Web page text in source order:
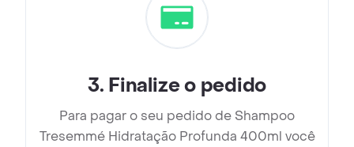
3. Finalize o pedido
Para pagar o seu pedido de Shampoo
Tresemmé Hidratação Profunda 400ml você